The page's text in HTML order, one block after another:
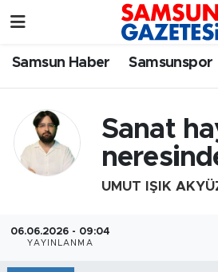
Samsun Haber Samsunspor
Sanat
UMUT IŞIK
06.06.2026 - 09:04
YAYINLANMA
Samsun Haber
Samsun Rehberi
Resmi İlanlar
Samsun Nöbetçi Eczaneler
SAMSUN Namaz Vakitleri
Samsun Trafik Yoğunluk